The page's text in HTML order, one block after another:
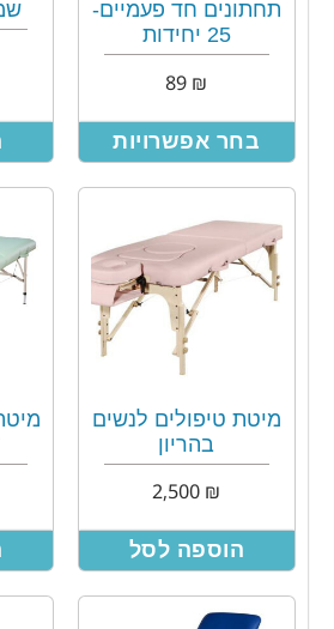
תחתונים חד פעמיים-
25 יחידות
₪
בחר אפשרויות
מיטת טיפולים לנשים
בהריון
₪
הוספה לסל